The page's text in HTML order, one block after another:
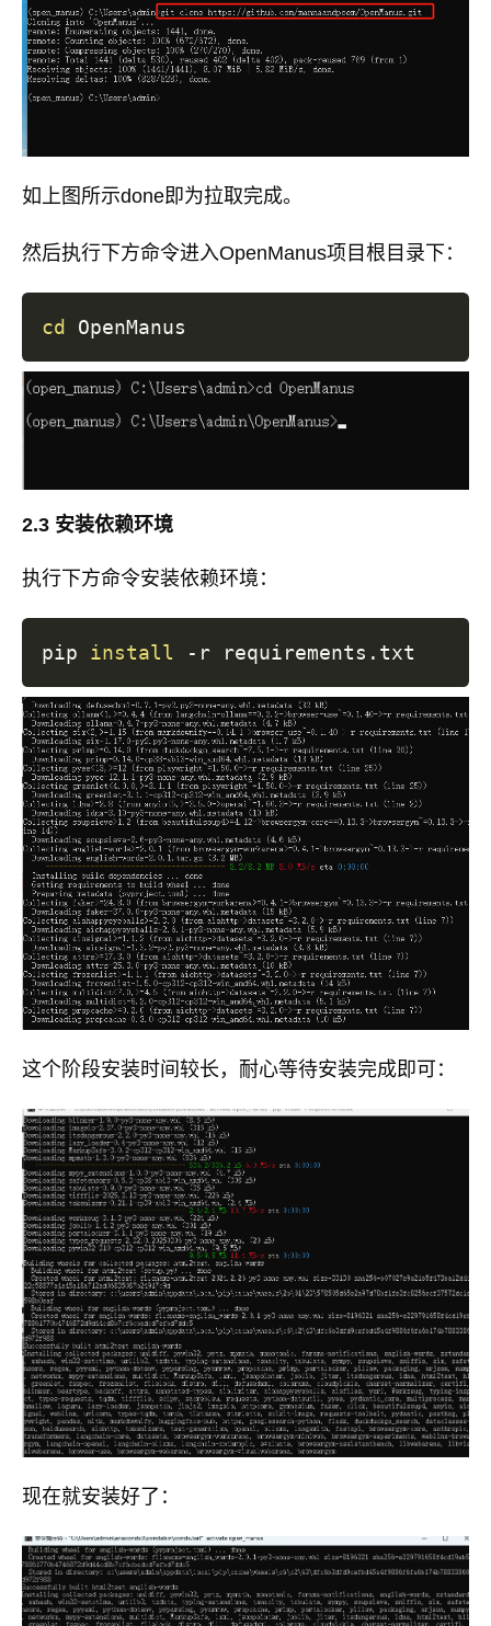
如上图所示done即为拉取完成。
然后执行下方命令进入OpenManus项目根目录下：
cd
2.3 安装依赖环境
执行下方命令安装依赖环境：
pip install
这个阶段安装时间较长，耐心等待安装完成即可：
现在就安装好了：